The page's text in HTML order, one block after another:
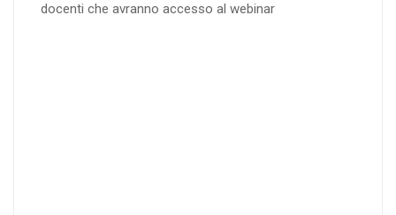
docenti che avranno accesso al webinar